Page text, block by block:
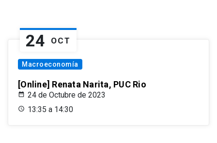
24 OCT
Macroeconomía
[Online] Renata Narita, PUC Rio
24 de Octubre de 2023
13:35 a 14:30